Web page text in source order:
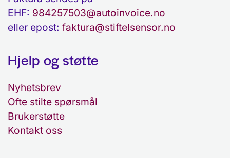
EHF: 984257503@autoinvoice.no
eller epost: faktura@stiftelsensor.no
Hjelp og støtte
Nyhetsbrev
Ofte stilte spørsmål
Brukerstøtte
Kontakt oss